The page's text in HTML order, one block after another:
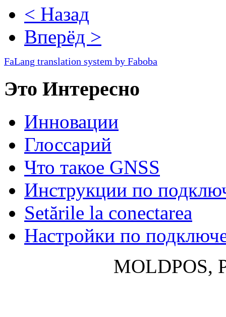
< Назад
Вперёд >
FaLang translation system by Faboba
Это Интересно
Инновации
Глосcарий
Что такое GNSS
Инструкции по
Setările la conectarea
Настройки по
MOLDPOS,